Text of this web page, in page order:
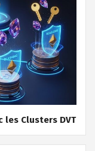
les Clusters DVT